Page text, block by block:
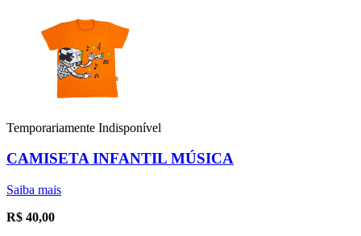
Temporariamente Indisponível
CAMISETA INFANTIL MÚSICA
Saiba mais
R$ 40,00